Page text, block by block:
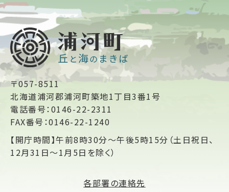
〒057-8511
北海道浦河郡浦河町築地1丁目3番1号
電話番号：0146-22-2311
FAX番号：0146-22-1240
【開庁時間】午前8時30分～午後5時15分（土日祝日、
12月31日～1月5日を除く）
各部署の連絡先